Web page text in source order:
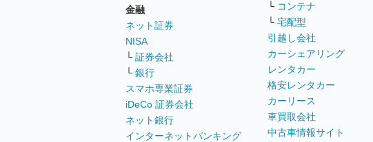
金融
ネット証券
NISA
└ 証券会社
└ 銀行
スマホ専業証券
iDeCo 証券会社
ネット銀行
インターネットバンキング
└ コンテナ
└ 宅配型
引越し会社
カーシェアリング
レンタカー
格安レンタカー
カーリース
車買取会社
中古車情報サイト